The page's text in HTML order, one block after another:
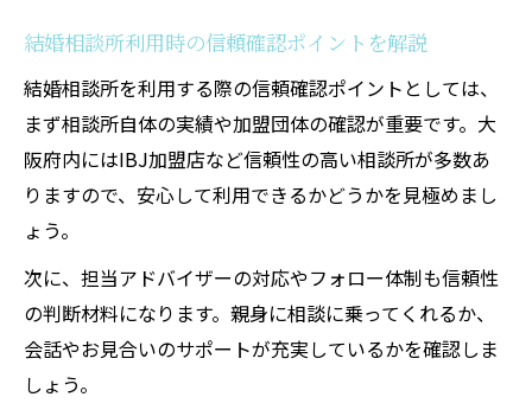
結婚相談所利用時の信頼確認ポイントを解説
結婚相談所を利用する際の信頼確認ポイントとしては、
まず相談所自体の実績や加盟団体の確認が重要です。大
阪府内にはIBJ加盟店など信頼性の高い相談所が多数あ
りますので、安心して利用できるかどうかを見極めまし
ょう。
次に、担当アドバイザーの対応やフォロー体制も信頼性
の判断材料になります。親身に相談に乗ってくれるか、
会話やお見合いのサポートが充実しているかを確認しま
しょう。